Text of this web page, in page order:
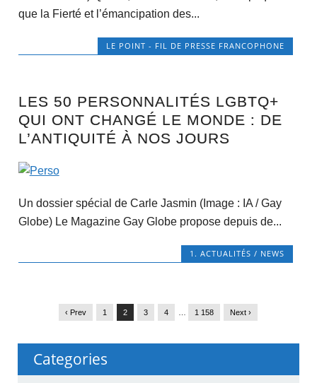
que la Fierté et l’émancipation des...
LE POINT - FIL DE PRESSE FRANCOPHONE
LES 50 PERSONNALITÉS LGBTQ+
QUI ONT CHANGÉ LE MONDE : DE
L’ANTIQUITÉ À NOS JOURS
Un dossier spécial de Carle Jasmin (Image : IA / Gay
Globe) Le Magazine Gay Globe propose depuis de...
1. ACTUALITÉS / NEWS
‹ Prev 1 2 3 4 1 158 Next ›
Categories